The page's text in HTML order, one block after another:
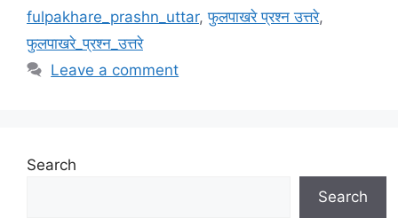
fulpakhare_prashn_uttar,फुलपाखरे प्रश्न उत्तरे,
फुलपाखरे_प्रश्न_उत्तरे
Leave a comment
Search
Search